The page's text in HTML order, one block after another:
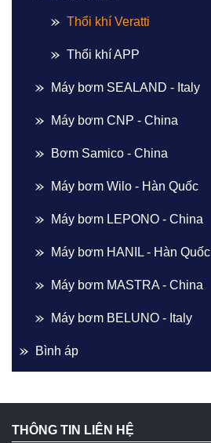
Thổi khí Veratti
Thổi khí APP
Máy bơm SEALAND - Italy
Máy bơm CNP - China
Bơm Samico - China
Máy bơm Wilo - Hàn Quốc
Máy bơm LEPONO - China
Máy bơm HANIL - Hàn Quốc
Máy bơm MASTRA - China
Máy bơm BELUNO - Italy
Bình áp
THÔNG TIN LIÊN HỆ